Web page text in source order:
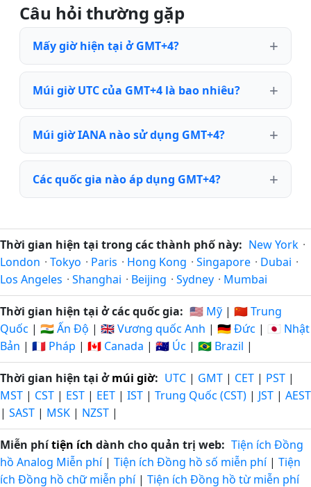
Câu hỏi thường gặp
Mấy giờ hiện tại ở GMT+4?
Múi giờ UTC của GMT+4 là bao nhiêu?
Múi giờ IANA nào sử dụng GMT+4?
Các quốc gia nào áp dụng GMT+4?
Thời gian hiện tại trong các thành phố này: New York ·
London · Tokyo · Paris · Hong Kong · Singapore · Dubai ·
Los Angeles · Shanghai · Beijing · Sydney · Mumbai
Thời gian hiện tại ở các quốc gia: 🇺🇸 Mỹ | 🇨🇳 Trung
Quốc | 🇮🇳 Ấn Độ | 🇬🇧 Vương quốc Anh | 🇩🇪 Đức | 🇯🇵 Nhật
Bản | 🇫🇷 Pháp | 🇨🇦 Canada | 🇦🇺 Úc | 🇧🇷 Brazil |
Thời gian hiện tại ởmúi giờ: UTC | GMT | CET | PST |
MST | CST | EST | EET | IST | Trung Quốc (CST) | JST | AEST
| SAST | MSK | NZST |
Miễn phítiện ích dành cho quản trị web: Tiện ích Đồng
hồ Analog Miễn phí| Tiện ích Đồng hồ số miễn phí| Tiện
ích Đồng hồ chữ miễn phí| Tiện ích Đồng hồ từ miễn phí